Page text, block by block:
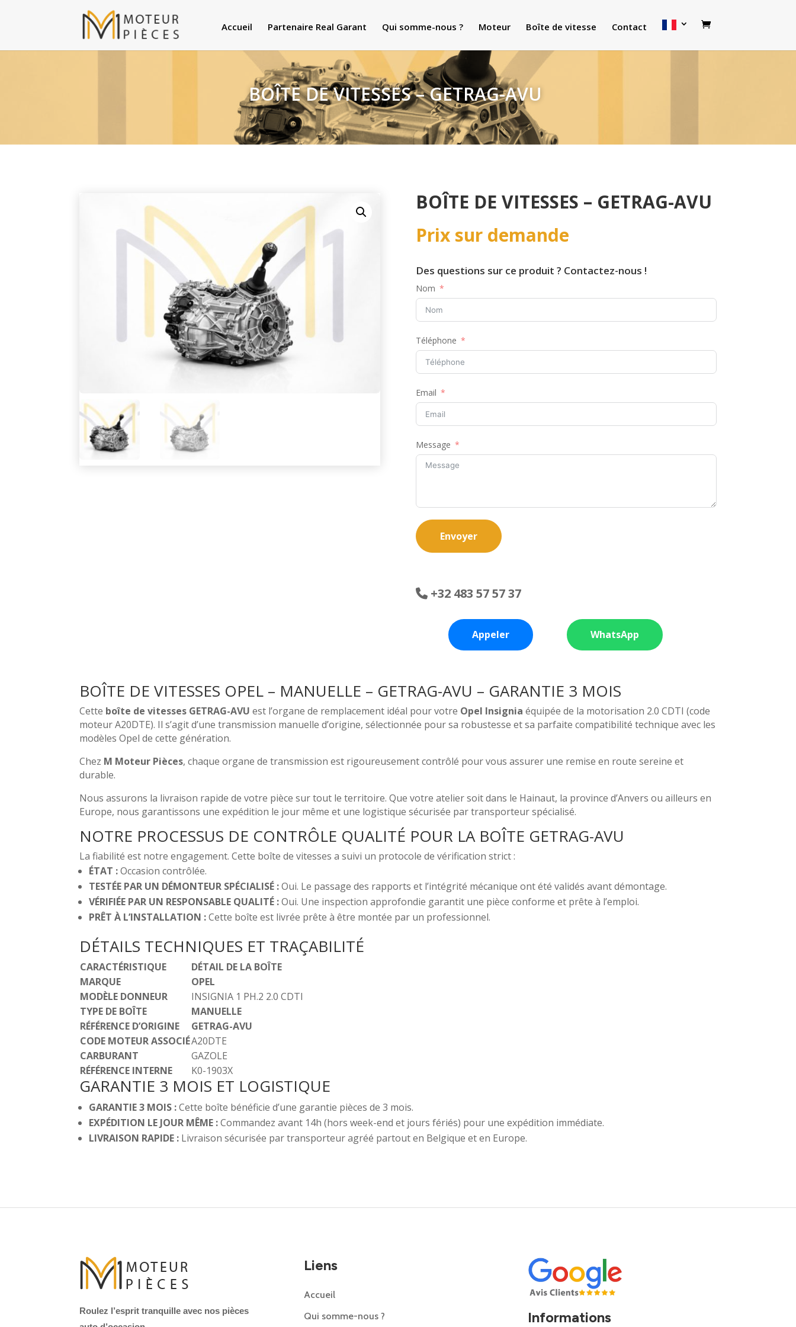
Accueil Partenaire Real Garant Qui somme-nous ? Moteur Boîte de vitesse Contact
BOÎTE DE VITESSES – GETRAG-AVU
BOÎTE DE VITESSES – GETRAG-AVU
Prix sur demande
Des questions sur ce produit ? Contactez-nous !
Nom
Téléphone
Email
Message
Envoyer
+32 483 57 57 37
Appeler WhatsApp
BOÎTE DE VITESSES OPEL – MANUELLE – GETRAG-AVU – GARANTIE 3 MOIS
Cette boîte de vitesses GETRAG-AVU est l’organe de remplacement idéal pour votre Opel Insignia équipée de la motorisation 2.0 CDTI (code
moteur A20DTE). Il s’agit d’une transmission manuelle d’origine, sélectionnée pour sa robustesse et sa parfaite compatibilité technique avec les
modèles Opel de cette génération.
Chez M Moteur Pièces, chaque organe de transmission est rigoureusement contrôlé pour vous assurer une remise en route sereine et
durable.
Nous assurons la livraison rapide de votre pièce sur tout le territoire. Que votre atelier soit dans le Hainaut, la province d’Anvers ou ailleurs en
Europe, nous garantissons une expédition le jour même et une logistique sécurisée par transporteur spécialisé.
NOTRE PROCESSUS DE CONTRÔLE QUALITÉ POUR LA BOÎTE GETRAG-AVU
La fiabilité est notre engagement. Cette boîte de vitesses a suivi un protocole de vérification strict :
ÉTAT :Occasion contrôlée.
TESTÉE PAR UN DÉMONTEUR SPÉCIALISÉ :Oui. Le passage des rapports et l’intégrité mécanique ont été validés avant démontage.
VÉRIFIÉE PAR UN RESPONSABLE QUALITÉ :Oui. Une inspection approfondie garantit une pièce conforme et prête à l’emploi.
PRÊT À L’INSTALLATION :Cette boîte est livrée prête à être montée par un professionnel.
DÉTAILS TECHNIQUES ET TRAÇABILITÉ
CARACTÉRISTIQUE
DÉTAIL DE LA BOÎTE
MARQUE
OPEL
MODÈLE DONNEUR
INSIGNIA 1 PH.2 2.0 CDTI
TYPE DE BOÎTE
MANUELLE
RÉFÉRENCE D’ORIGINE
GETRAG-AVU
CODE MOTEUR ASSOCIÉA20DTE
CARBURANT
GAZOLE
RÉFÉRENCE INTERNE
K0-1903X
GARANTIE 3 MOIS ET LOGISTIQUE
GARANTIE 3 MOIS :Cette boîte bénéficie d’une garantie pièces de 3 mois.
EXPÉDITION LE JOUR MÊME :Commandez avant 14h (hors week-end et jours fériés) pour une expédition immédiate.
LIVRAISON RAPIDE : Livraison sécurisée par transporteur agréé partout en Belgique et en Europe.
Roulez l’esprit tranquille avec nos pièces
Liens
Accueil
Qui somme-nous ?
Informations